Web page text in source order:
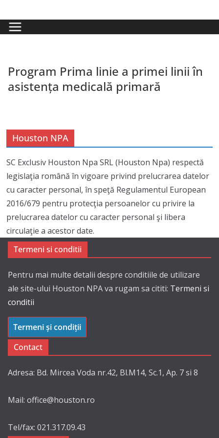
to
content
Program Prima linie a primei linii în
asistența medicală primară
Houston NPA
SC Exclusiv Houston Npa SRL (Houston Npa) respectă
legislaţia română în vigoare privind prelucrarea datelor
cu caracter personal, în speţă Regulamentul European
2016/679 pentru protecţia persoanelor cu privire la
prelucrarea datelor cu caracter personal şi libera
circulaţie a acestor date.
Termeni si conditii
Pentru mai multe detalii despre conditiile de utilizare
ale site-ului Houston NPA va rugam sa cititi: Termeni si
conditii
Termeni și condiții
Contact
Adresa: Bd. Mircea Voda nr.42, Bl.M14, Sc.1, Ap. 7 si 8
Mail: office@houston.ro
Tel/fax: 021.317.09.43